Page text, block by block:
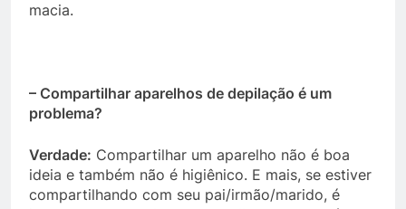
macia.
– Compartilhar aparelhos de depilação é um
problema?
Verdade: Compartilhar um aparelho não é boa
ideia e também não é higiênico. E mais, se estiver
compartilhando com seu pai/irmão/marido, é